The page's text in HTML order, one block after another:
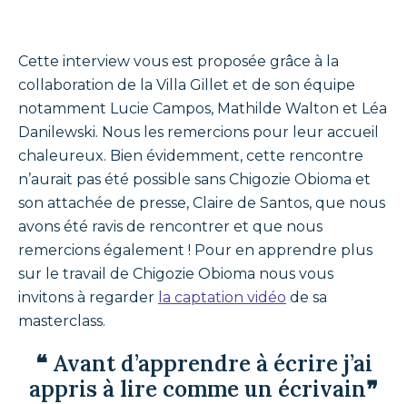
Cette interview vous est proposée grâce à la
collaboration de la Villa Gillet et de son équipe
notamment Lucie Campos, Mathilde Walton et Léa
Danilewski. Nous les remercions pour leur accueil
chaleureux. Bien évidemment, cette rencontre
n’aurait pas été possible sans Chigozie Obioma et
son attachée de presse, Claire de Santos, que nous
avons été ravis de rencontrer et que nous
remercions également ! Pour en apprendre plus
sur le travail de Chigozie Obioma nous vous
invitons à regarder la captation vidéo de sa
masterclass.
❝ Avant d’apprendre à écrire j’ai
appris à lire comme un écrivain❞